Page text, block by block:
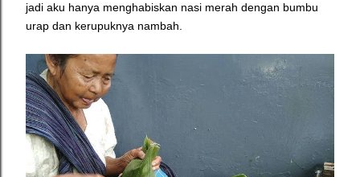
jadi aku hanya menghabiskan nasi merah dengan bumbu
urap dan kerupuknya nambah.